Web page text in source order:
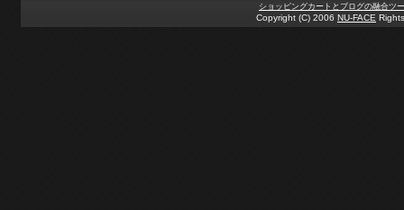
ショッピングカートとブログの融合ツ
Copyright (C) 2006 NU-FACE